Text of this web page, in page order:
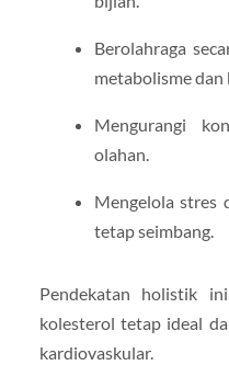
Berolahraga
metabolisme
Mengurangi
olahan.
Mengelola stres
tetap seimbang.
Pendekatan holistik
kolesterol tetap ideal
kardiovaskular.